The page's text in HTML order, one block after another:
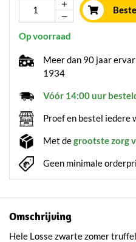
Op voorraad
Meer dan 90 jaar
1934
Vóór 14:00 uur
Proef en bestel iedere
Met degrootste zorg
Geen minimale
Omschrijving
Hele Losse zwarte zomer